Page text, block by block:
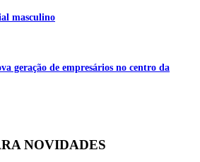
masculino
geração de empresários no centro da
NOVIDADES